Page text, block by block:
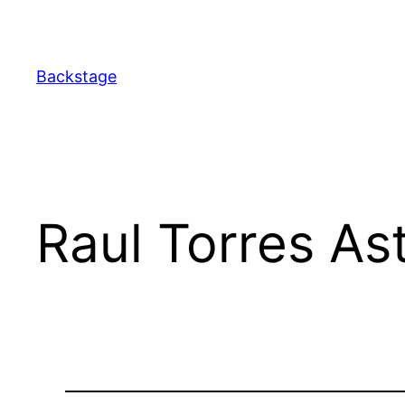
вмістуBackstage
Raul Torres